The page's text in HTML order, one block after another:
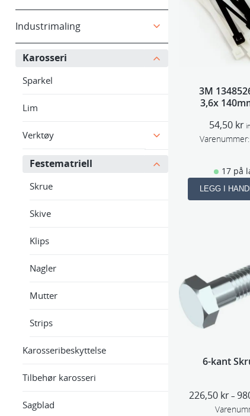
Industrimaling
Karosseri
Sparkel
Lim
Verktøy
Festematriell
Skrue
Skive
Klips
Nagler
Mutter
Strips
Karosseribeskyttelse
Tilbehør karosseri
Sagblad
3M
3,6x
54,50 kr
Varenummer:
17 på
LEGG I
6-kant
226,50 kr–